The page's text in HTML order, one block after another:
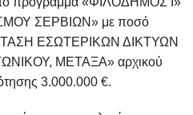
ΣΕΡΒΙΩΝ» με ποσό
ΕΣΩΤΕΡΙΚΩΝ ΔΙΚΤΥΩΝ
ΜΕΤΑΞΑ» αρχικού
3.000.000 €.